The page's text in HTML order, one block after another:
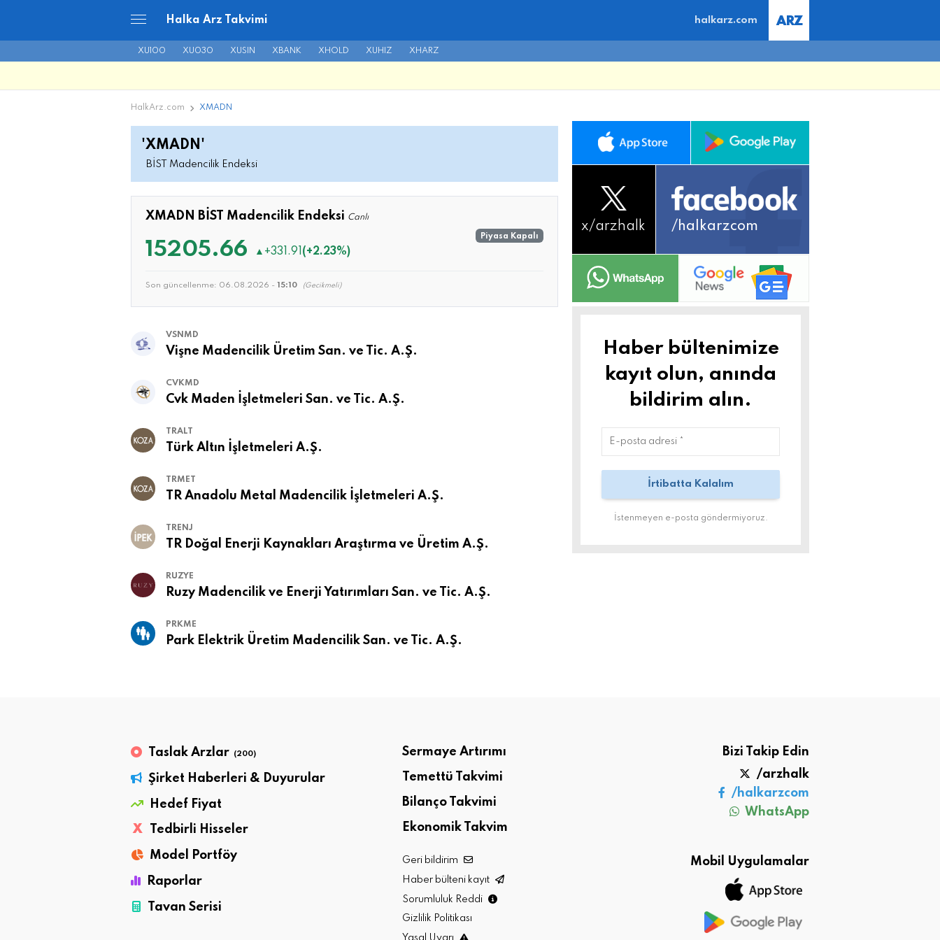
Halka Arz Takvimi halkarz.com
XU100 XU030 XUSIN XBANK XHOLD XUHIZ XHARZ
HalkArz.com XMADN
'XMADN'
BİST Madencilik Endeksi
XMADN BİST Madencilik Endeksi Canlı
15205.66 ▲ +331.91 (+2.23%)
Piyasa Kapalı
Son güncellenme: 06.08.2026 - 15:10 (Gecikmeli)
VSNMD
Vişne Madencilik Üretim San. ve Tic. A.Ş.
CVKMD
Cvk Maden İşletmeleri San. ve Tic. A.Ş.
TRALT
Türk Altın İşletmeleri A.Ş.
TRMET
TR Anadolu Metal Madencilik İşletmeleri A.Ş.
TRENJ
TR Doğal Enerji Kaynakları Araştırma ve Üretim A.Ş.
RUZYE
Ruzy Madencilik ve Enerji Yatırımları San. ve Tic. A.Ş.
PRKME
Park Elektrik Üretim Madencilik San. ve Tic. A.Ş.
x/arzhalk /halkarzcom
Haber bültenimize
kayıt olun, anında
bildirim alın.
İstenmeyen e-posta göndermiyoruz.
Taslak Arzlar (200)
Şirket Haberleri & Duyurular
Hedef Fiyat
X
Tedbirli Hisseler
Model Portföy
Raporlar
Tavan Serisi
Sermaye Artırımı
Temettü Takvimi
Bilanço Takvimi
Ekonomik Takvim
Geri bildirim
Haber bülteni kayıt
Sorumluluk Reddi
Gizlilik Politikası
Yasal Uyarı
Bizi Takip Edin
/arzhalk
/halkarzcom
WhatsApp
Mobil Uygulamalar